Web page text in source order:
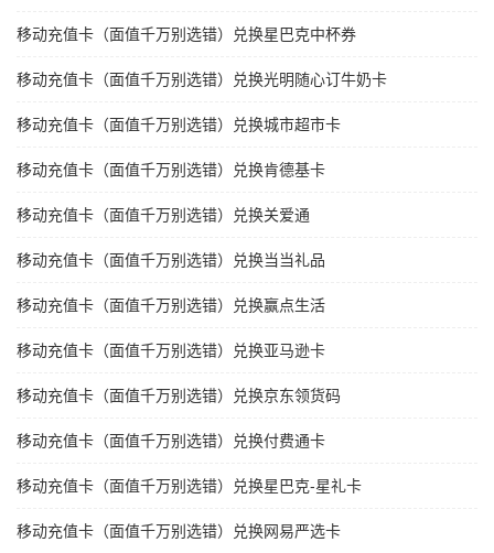
移动充值卡（面值千万别选错）兑换星巴克中杯券
移动充值卡（面值千万别选错）兑换光明随心订牛奶卡
移动充值卡（面值千万别选错）兑换城市超市卡
移动充值卡（面值千万别选错）兑换肯德基卡
移动充值卡（面值千万别选错）兑换关爱通
移动充值卡（面值千万别选错）兑换当当礼品
移动充值卡（面值千万别选错）兑换赢点生活
移动充值卡（面值千万别选错）兑换亚马逊卡
移动充值卡（面值千万别选错）兑换京东领货码
移动充值卡（面值千万别选错）兑换付费通卡
移动充值卡（面值千万别选错）兑换星巴克-星礼卡
移动充值卡（面值千万别选错）兑换网易严选卡